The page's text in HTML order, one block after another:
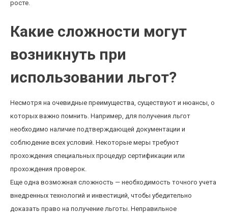
росте.
Какие сложности могут
возникнуть при
использовании льгот?
Несмотря на очевидные преимущества, существуют и нюансы, о
которых важно помнить. Например, для получения льгот
необходимо наличие подтверждающей документации и
соблюдение всех условий. Некоторые меры требуют
прохождения специальных процедур сертификации или
прохождения проверок.
Еще одна возможная сложность — необходимость точного учета
внедренных технологий и инвестиций, чтобы убедительно
доказать право на получение льготы. Неправильное